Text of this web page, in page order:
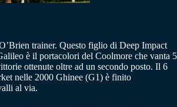
trainer. Questo figlio di Deep Impact
è il portacolori del Coolmore che vanta 5
ottenute oltre ad un secondo posto. Il 6
nelle 2000 Ghinee (G1) è finito
al via.